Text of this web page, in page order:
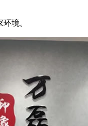
境。